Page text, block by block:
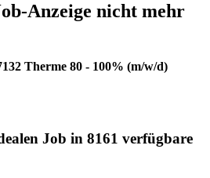
Anzeige nicht mehr
Therme 80 - 100% (m/w/d)
Job in 8161 verfügbare